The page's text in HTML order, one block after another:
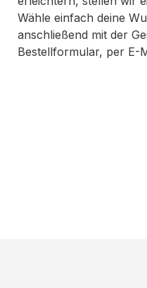
Wähle einfach deine
anschließend mit der
Bestellformular, per E-